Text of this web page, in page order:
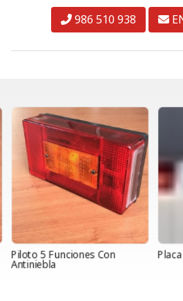
986 510 938
Piloto 5 Funciones Con
Antiniebla